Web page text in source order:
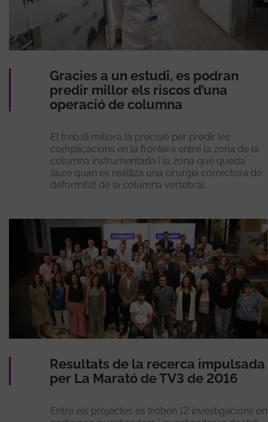
Gracies a un estudi, es podran
predir millor els riscos d’una
operació de columna
El treball millora la precisió per predir les
complicacions en la frontera entre la zona de la
columna instrumentada i la zona que queda
lliure quan es realitza una cirurgia correctora de
deformitat de la columna vertebral.
Resultats de la recerca impulsada
per La Marató de TV3 de 2016
Entre els projectes es troben 12 investigacions on